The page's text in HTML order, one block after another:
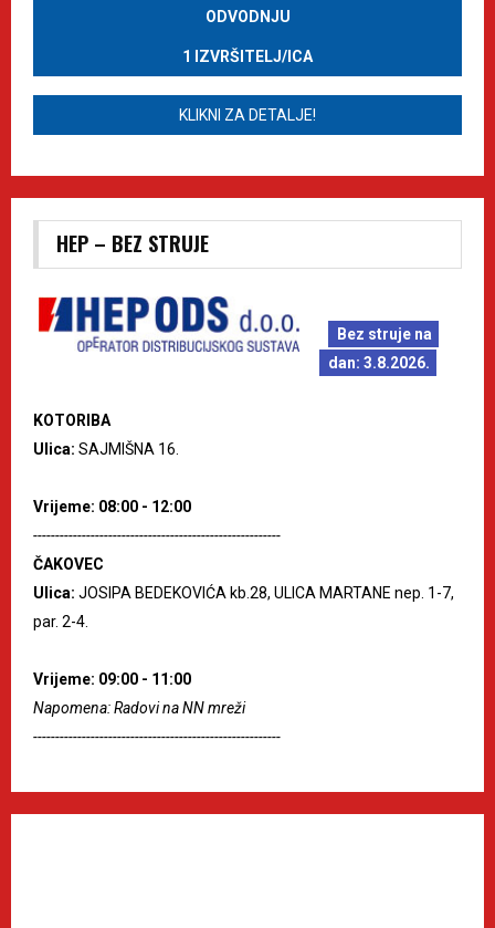
ODVODNJU
1 IZVRŠITELJ/ICA
KLIKNI ZA DETALJE!
HEP – BEZ STRUJE
Bez struje na
dan: 3.8.2026.
KOTORIBA
Ulica: SAJMIŠNA 16.
Vrijeme: 08:00 - 12:00
--------------------------------------------------------
ČAKOVEC
Ulica: JOSIPA BEDEKOVIĆA kb.28, ULICA MARTANE nep. 1-7,
par. 2-4.
Vrijeme: 09:00 - 11:00
Napomena: Radovi na NN mreži
--------------------------------------------------------